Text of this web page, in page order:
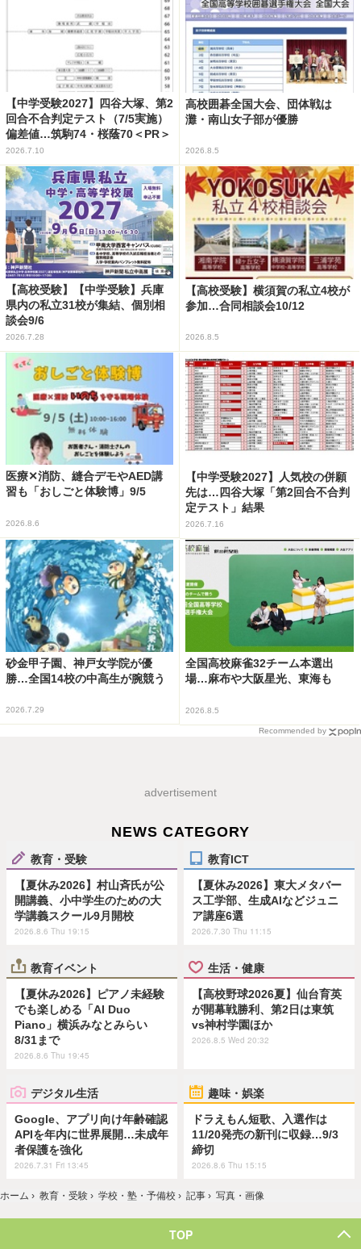
【中学受験2027】四谷大塚、第2
回合不合判定テスト（7/5実施）
偏差値…筑駒74・桜蔭70＜PR＞
2026.7.10
高校囲碁全国大会、団体戦は
灘・南山女子部が優勝
2026.8.5
【高校受験】【中学受験】兵庫
県内の私立31校が集結、個別相
談会9/6
2026.7.28
【高校受験】横須賀の私立4校が
参加…合同相談会10/12
2026.8.5
医療✕消防、縫合デモやAED講
習も「おしごと体験博」9/5
2026.8.6
【中学受験2027】人気校の併願
先は…四谷大塚「第2回合不合判
定テスト」結果
2026.7.16
砂金甲子園、神戸女学院が優
勝…全国14校の中高生が腕競う
2026.7.29
全国高校麻雀32チーム本選出
場…麻布や大阪星光、東海も
2026.8.5
Recommended by
advertisement
NEWS CATEGORY
教育・受験
【夏休み2026】村山斉氏が公
開講義、小中学生のための大
学講義スクール9月開校
2026.8.6 Thu 19:15
教育ICT
【夏休み2026】東大メタバー
ス工学部、生成AIなどジュニ
ア講座6選
2026.7.30 Thu 11:15
教育イベント
【夏休み2026】ピアノ未経験
でも楽しめる「AI Duo
Piano」横浜みなとみらい
8/31まで
2026.8.6 Thu 19:45
生活・健康
【高校野球2026夏】仙台育英
が開幕戦勝利、第2日は東筑
vs神村学園ほか
2026.8.5 Wed 20:32
デジタル生活
Google、アプリ向け年齢確認
APIを年内に世界展開…未成年
者保護を強化
2026.7.31 Fri 13:45
趣味・娯楽
ドラえもん短歌、入選作は
11/20発売の新刊に収録…9/3
締切
2026.8.6 Thu 15:15
ホーム › 教育・受験 › 学校・塾・予備校 › 記事 › 写真・画像
TOP